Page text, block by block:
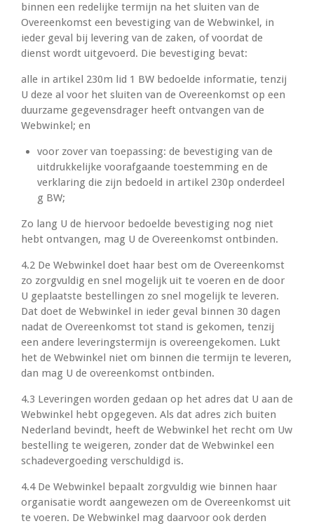
binnen een redelijke termijn na het sluiten van de
Overeenkomst een bevestiging van de Webwinkel, in
ieder geval bij levering van de zaken, of voordat de
dienst wordt uitgevoerd. Die bevestiging bevat:
alle in artikel 230m lid 1 BW bedoelde informatie, tenzij
U deze al voor het sluiten van de Overeenkomst op een
duurzame gegevensdrager heeft ontvangen van de
Webwinkel; en
voor zover van toepassing: de bevestiging van de
uitdrukkelijke voorafgaande toestemming en de
verklaring die zijn bedoeld in artikel 230p onderdeel
g BW;
Zo lang U de hiervoor bedoelde bevestiging nog niet
hebt ontvangen, mag U de Overeenkomst ontbinden.
4.2 De Webwinkel doet haar best om de Overeenkomst
zo zorgvuldig en snel mogelijk uit te voeren en de door
U geplaatste bestellingen zo snel mogelijk te leveren.
Dat doet de Webwinkel in ieder geval binnen 30 dagen
nadat de Overeenkomst tot stand is gekomen, tenzij
een andere leveringstermijn is overeengekomen. Lukt
het de Webwinkel niet om binnen die termijn te leveren,
dan mag U de overeenkomst ontbinden.
4.3 Leveringen worden gedaan op het adres dat U aan de
Webwinkel hebt opgegeven. Als dat adres zich buiten
Nederland bevindt, heeft de Webwinkel het recht om Uw
bestelling te weigeren, zonder dat de Webwinkel een
schadevergoeding verschuldigd is.
4.4 De Webwinkel bepaalt zorgvuldig wie binnen haar
organisatie wordt aangewezen om de Overeenkomst uit
te voeren. De Webwinkel mag daarvoor ook derden